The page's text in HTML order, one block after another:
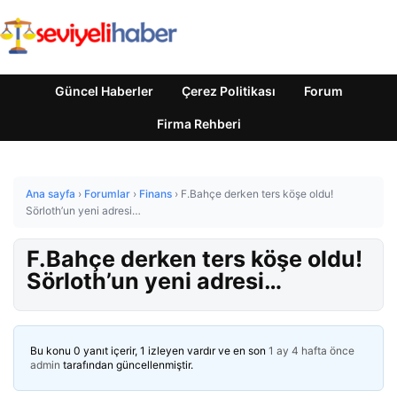
Güncel Haberler Çerez Politikası Forum
Firma Rehberi
Ana sayfa › Forumlar › Finans › F.Bahçe derken ters köşe oldu!
Sörloth’un yeni adresi…
F.Bahçe derken ters köşe oldu!
Sörloth’un yeni adresi…
Bu konu 0 yanıt içerir, 1 izleyen vardır ve en son 1 ay 4 hafta önce
admin tarafından güncellenmiştir.